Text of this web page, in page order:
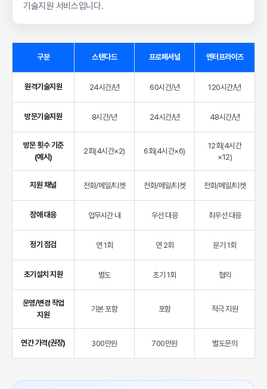
기술지원 서비스입니다.
구분 스탠다드 프로페셔널 엔터프라이즈
원격기술지원 24시간/년 60시간/년 120시간/년
방문기술지원 8시간/년 24시간/년 48시간/년
방문 횟수 기준
(예시)
2회(4시간×2) 6회(4시간×6)
12회(4시간
×12)
지원 채널 전화/메일/티켓 전화/메일/티켓 전화/메일/티켓
장애 대응 업무시간 내 우선 대응 최우선 대응
정기 점검 연 1회 연 2회 분기 1회
초기설치 지원 별도 초기 1회 협의
운영/변경 작업
지원
기본 포함 포함 적극 지원
연간 가격(권장) 300만원 700만원 별도문의